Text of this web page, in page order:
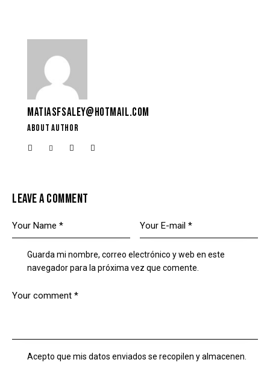
MATIASFSALEY@HOTMAIL.COM
ABOUT AUTHOR
LEAVE A COMMENT
Guarda mi nombre, correo electrónico y web en este
navegador para la próxima vez que comente.
Acepto que mis datos enviados se recopilen y almacenen.